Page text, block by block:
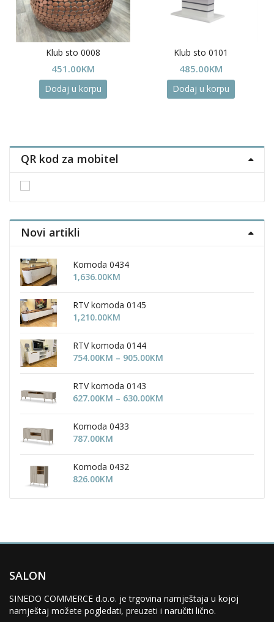
Klub sto 0008
451.00KM
Dodaj u korpu
Klub sto 0101
485.00KM
Dodaj u korpu
QR kod za mobitel
Novi artikli
Komoda 0434
1,636.00KM
RTV komoda 0145
1,210.00KM
RTV komoda 0144
754.00KM – 905.00KM
RTV komoda 0143
627.00KM – 630.00KM
Komoda 0433
787.00KM
Komoda 0432
826.00KM
SALON
SINEDO COMMERCE d.o.o. je trgovina namještaja u kojoj
namještaj možete pogledati, preuzeti i naručiti lično.